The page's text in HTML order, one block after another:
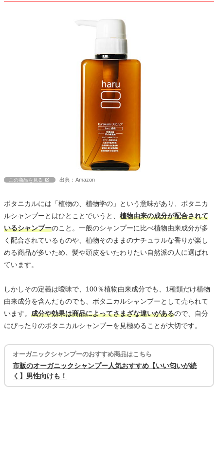
この商品を見る 出典：Amazon
ボタニカルには「植物の、植物学の」という意味があり、ボタニカ
ルシャンプーとはひとことでいうと、 植物由来の成分が配合されて
いるシャンプーのこと。一般のシャンプーに比べ植物由来成分が多
く配合されているものや、植物そのままのナチュラルな香りが楽し
める商品が多いため、髪や頭皮をいたわりたい自然派の人に選ばれ
ています。
しかしその定義は曖昧で、100％植物由来成分でも、1種類だけ植物
由来成分を含んだものでも、ボタニカルシャンプーとして売られて
います。 成分や効果は商品によってさまざな違いがあるので、自分
にぴったりのボタニカルシャンプーを見極めることが大切です。
オーガニックシャンプーのおすすめ商品はこちら
市販のオーガニックシャンプー人気おすすめ【いい匂いが続
く】男性向けも！